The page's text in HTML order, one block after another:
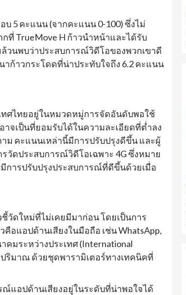
5 คะแนน (จากคะแนน 0-100) ซึ่งไม่
กที่ TrueMove H ก้าวนำหน้าและได้รับ
วนพบว่าประสบการณ์วิดีโอของพวกเขาดี
ก้าวกระโดดที่น่าประทับใจถึง 6.2 คะแนน
ทศไทยอยู่ในหมวดหมู่การจัดอันดับพอใช้
จเป็นที่ยอมรับได้ในความละเอียดที่ต่ำลง
ม คะแนนเหล่านี้มีการปรับปรุงดีขึ้น และผู้
ดประสบการณ์วิดีโอเฉพาะ 4G ซึ่งหมาย
การปรับปรุงประสบการณ์ที่ดีขึ้นด้วยเมื่อ
ชี้วัดใหม่ที่ไม่เคยมีมาก่อน โดยเป็นการ
อแอปด้านเสียงในมือถือ เช่น WhatsApp,
คมระหว่างประเทศ (International
ปริมาณ ด้วยชุดพารามิเตอร์ทางเทคนิคที่
ณ์แอปด้านเสียงอยู่ในระดับที่น่าพอใจได้